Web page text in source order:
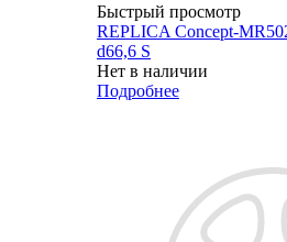
Быстрый просмотр
REPLICA Concept-
d66,6 S
Нет в наличии
Подробнее